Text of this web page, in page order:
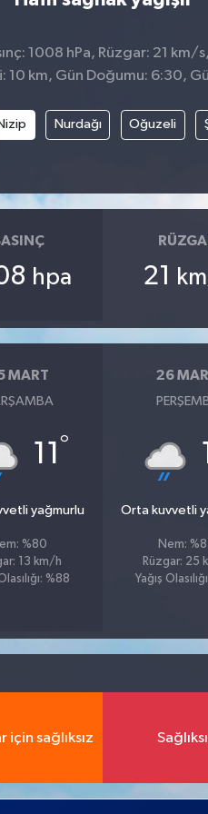
1008 hPa, Rüzgar: 21 km/
10 km, Gün Doğumu: 6:30,
Nurdağı Oğuzeli
hpa 21
MART
11 °
yağmurlu
%80
13 km/h
%88
26
Orta kuvvetli
Nem:
Rüzgar: 25
Yağış
için sağlıksız